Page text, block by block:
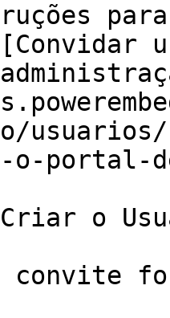
o-portal-
o
convite